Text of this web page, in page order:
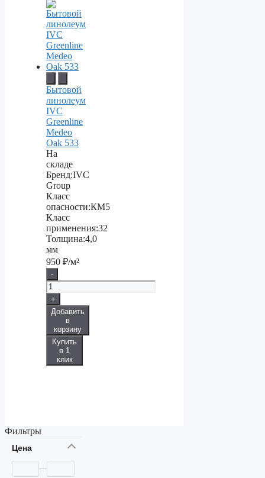
Бытовой
линолеум
IVC
Greenline
Medeo
Oak 533
На
складе
Бренд:IVC
Group
Класс
опасности:КМ5
Класс
применения:32
Толщина:4,0
мм
950 ₽/м²
-
+
Добавить
в
корзину
Купить
в 1
клик
Фильтры
Цена
—